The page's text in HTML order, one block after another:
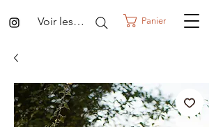
Panier
Voir les points